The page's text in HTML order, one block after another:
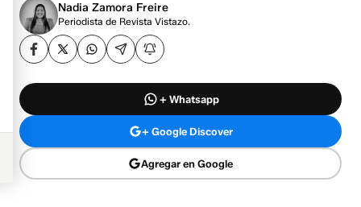
Nadia Zamora Freire
Periodista de Revista Vistazo.
+ Whatsapp
+ Google Discover
Agregar en Google